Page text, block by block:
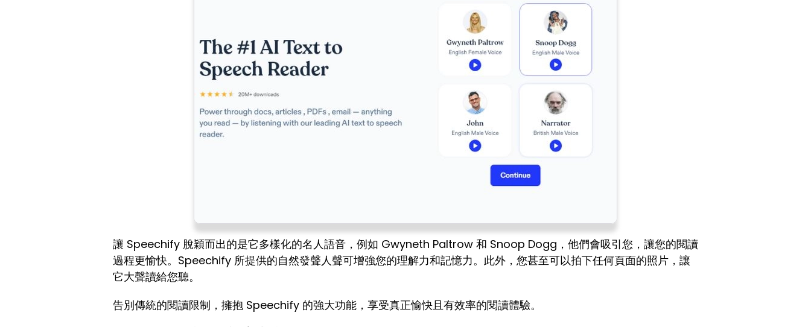
讓 Speechify 脫穎而出的是它多樣化的名人語音，例如 Gwyneth Paltrow 和 Snoop Dogg，他們會吸引您，讓您的閱讀
過程更愉快。Speechify 所提供的自然發聲人聲可增強您的理解力和記憶力。此外，您甚至可以拍下任何頁面的照片，讓
它大聲讀給您聽。
告別傳統的閱讀限制，擁抱 Speechify 的強大功能，享受真正愉快且有效率的閱讀體驗。